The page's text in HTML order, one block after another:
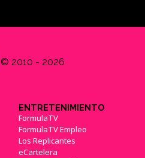
© 2010 - 2026
ENTRETENIMIENTO
FormulaTV
FormulaTV Empleo
Los Replicantes
eCartelera